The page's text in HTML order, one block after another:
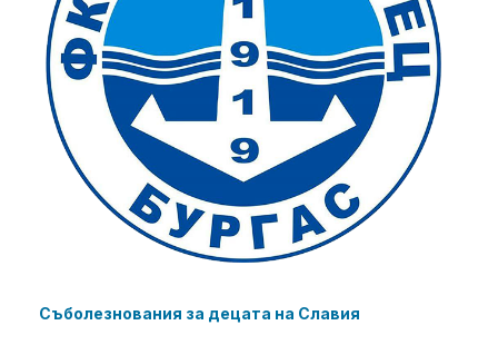
Съболезнования за децата на Славия